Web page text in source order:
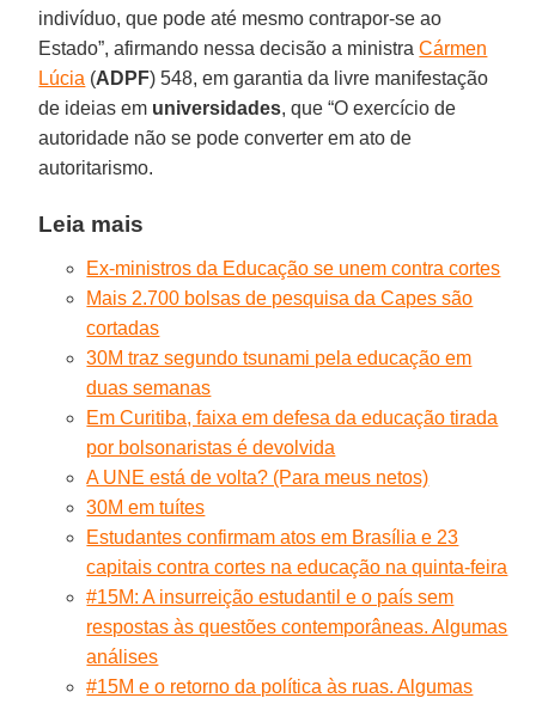
indivíduo, que pode até mesmo contrapor-se ao
Estado”, afirmando nessa decisão a ministraCármen
Lúcia (ADPF) 548, em garantia da livre manifestação
de ideias em universidades, que “O exercício de
autoridade não se pode converter em ato de
autoritarismo.
Leia mais
Ex-ministros da Educação se unem contra cortes
Mais 2.700 bolsas de pesquisa da Capes são
cortadas
30M traz segundo tsunami pela educação em
duas semanas
Em Curitiba, faixa em defesa da educação tirada
por bolsonaristas é devolvida
A UNE está de volta? (Para meus netos)
30M em tuítes
Estudantes confirmam atos em Brasília e 23
capitais contra cortes na educação na quinta-feira
#15M: A insurreição estudantil e o país sem
respostas às questões contemporâneas. Algumas
análises
#15M e o retorno da política às ruas. Algumas